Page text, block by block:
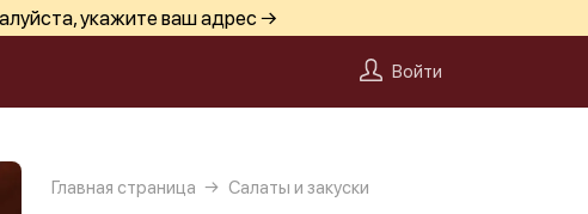
укажите ваш адрес →
Войти
Главная страница Салаты и закуски